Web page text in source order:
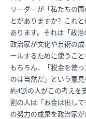
リーダーが「私たちの
とがありますか？これ
あります。それは「政治
政治家が文化や芸術の
ールするために使うこと
もちろん、「税金を使
のは当然だ」という意
約4割の人がこの考えを
割の人は「お金は出し
の努力の成果を政治家